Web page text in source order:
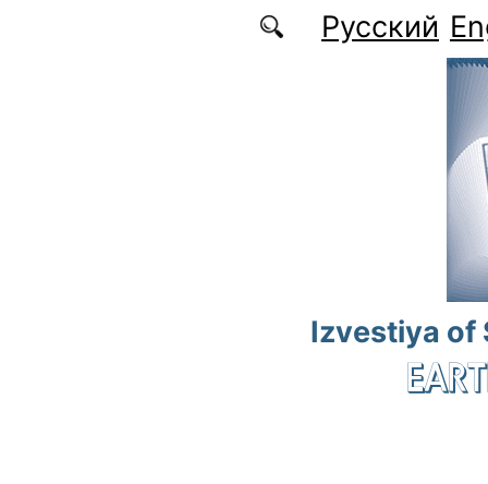
Русский
Izvestiya of